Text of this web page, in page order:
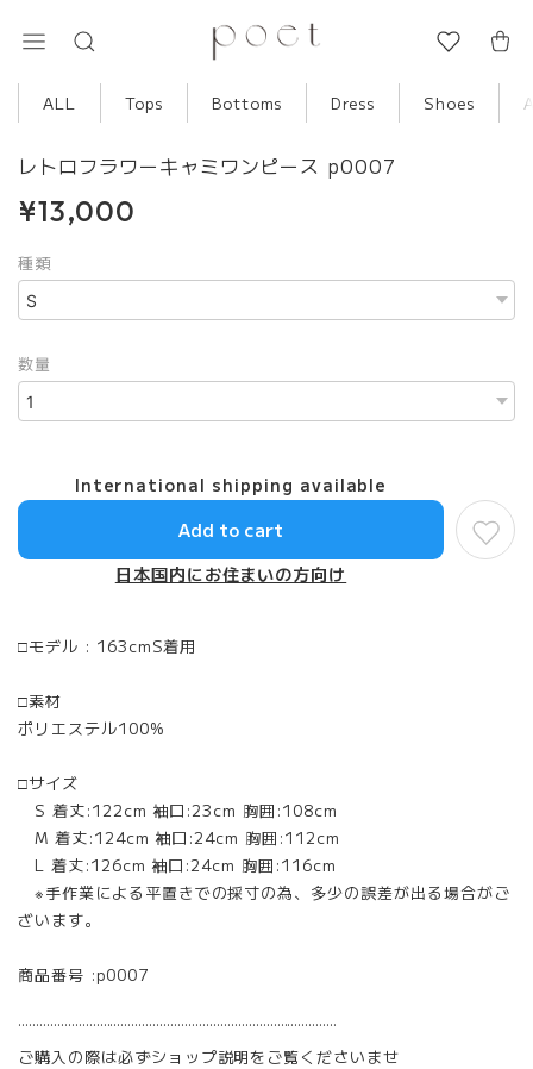
ALL Tops Bottoms Dress Shoes
レトロフラワーキャミワンピース p0007
¥13,000
種類
数量
International shipping available
Add to cart
日本国内にお住まいの方向け
□モデル : 163cmS着用
□素材
ポリエステル100%
□サイズ
S 着丈:122cm 袖口:23cm 胸囲:108cm
M 着丈:124cm 袖口:24cm 胸囲:112cm
L 着丈:126cm 袖口:24cm 胸囲:116cm
※手作業による平置きでの採寸の為、多少の誤差が出る場合がご
ざいます。
商品番号 :p0007
¨¨¨¨¨¨¨¨¨¨¨¨¨¨¨¨¨¨¨¨¨¨¨¨¨¨¨¨¨¨¨¨¨¨¨¨¨¨¨¨¨¨¨¨¨
ご購入の際は必ずショップ説明をご覧くださいませ